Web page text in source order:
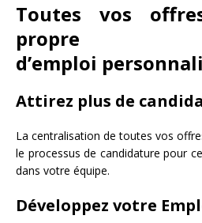
Toutes vos
propre
d’emploi
Attirez plus de
La centralisation de toutes vos
le processus de candidature pour
dans votre équipe.
Développez votre